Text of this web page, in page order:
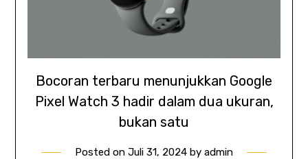
Bocoran terbaru menunjukkan Google
Pixel Watch 3 hadir dalam dua ukuran,
bukan satu
Posted on Juli 31, 2024 by admin